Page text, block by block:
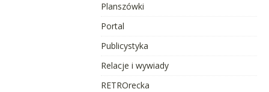
Planszówki
Portal
Publicystyka
Relacje i wywiady
RETROrecka